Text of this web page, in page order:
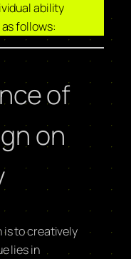
ability
follows:
of
on
is to creatively
lies in